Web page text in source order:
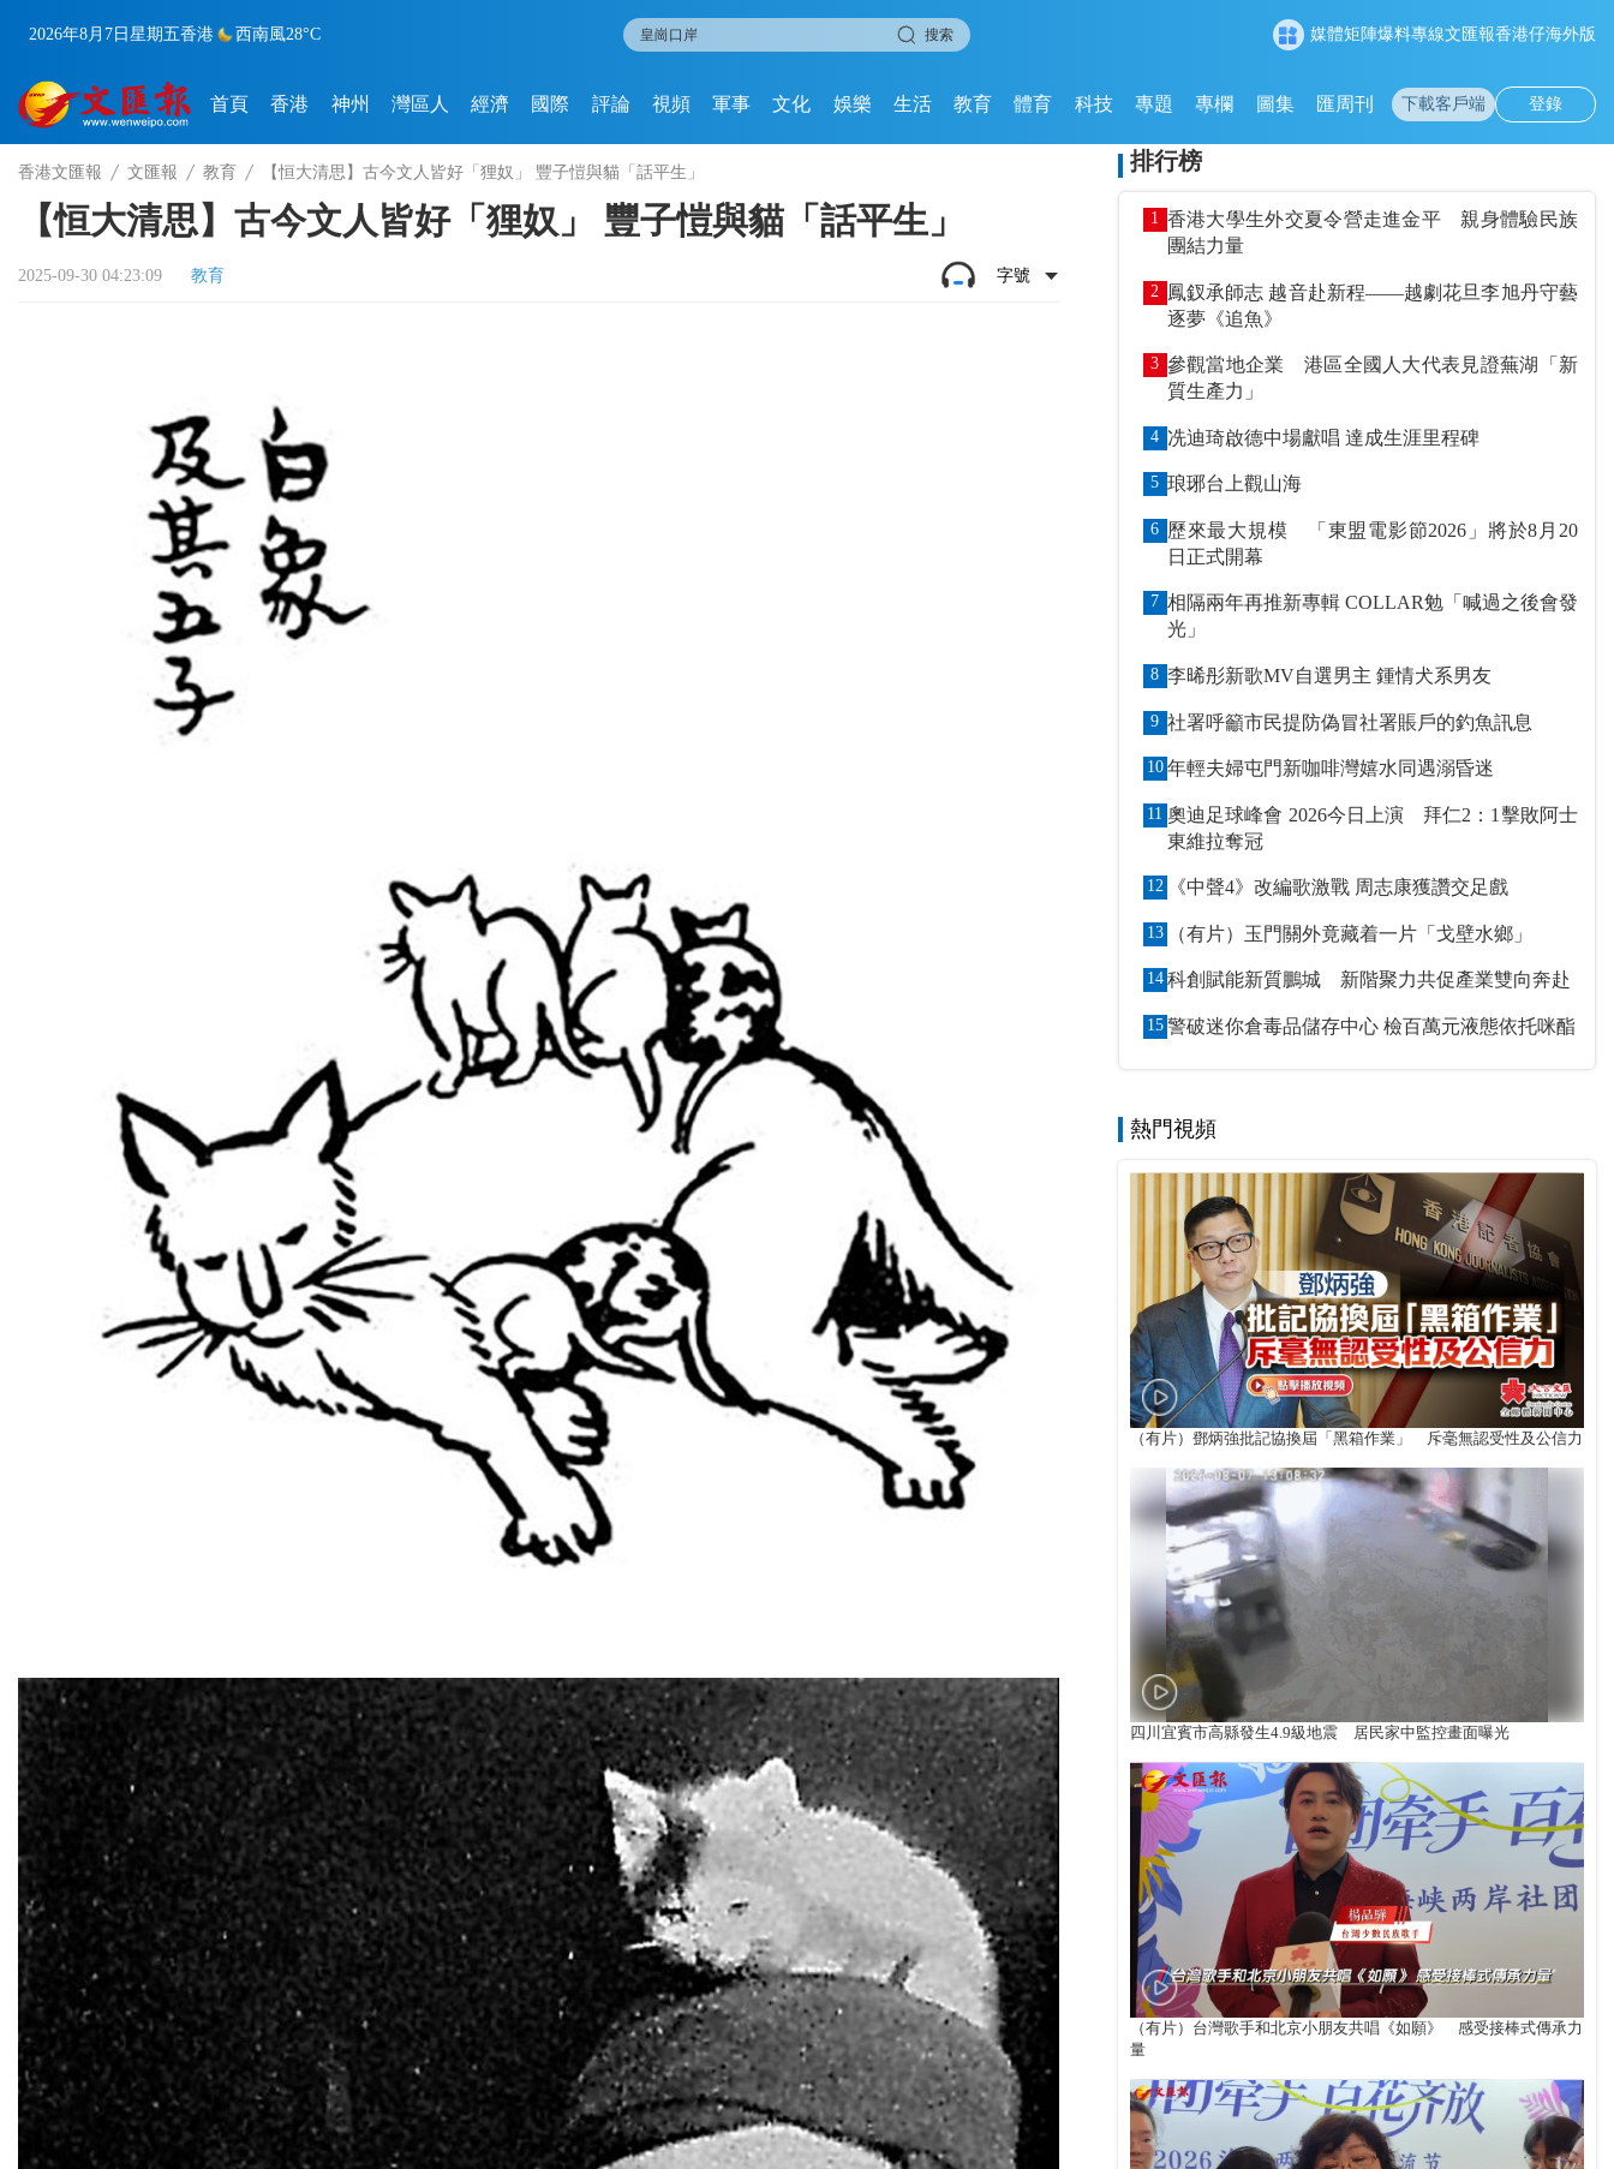
2026年8月7日 星期五香港 西南風28°C 搜索 媒體矩陣爆料專線文匯報香港仔海外版
首頁 香港 神州 灣區人 經濟 國際 評論 視頻 軍事 文化 娛樂 生活 教育 體育 科技 專題 專欄 圖集 匯周刊 下載客戶端 登錄
香港文匯報 文匯報 教育 【恒大清思】古今文人皆好「狸奴」 豐子愷與貓「話平生」
【恒大清思】古今文人皆好「狸奴」 豐子愷與貓「話平生」
2025-09-30 04:23:09 教育 字號
排行榜
1 香港大學生外交夏令營走進金平 親身體驗民族
團結力量
2 鳳釵承師志 越音赴新程——越劇花旦李旭丹守藝
逐夢《追魚》
3 參觀當地企業 港區全國人大代表見證蕪湖「新
質生產力」
4 冼迪琦啟德中場獻唱 達成生涯里程碑
5 琅琊台上觀山海
6 歷來最大規模 「東盟電影節2026」將於8月20
日正式開幕
7 相隔兩年再推新專輯 COLLAR勉「喊過之後會發
光」
8 李晞彤新歌MV自選男主 鍾情犬系男友
9 社署呼籲市民提防偽冒社署賬戶的釣魚訊息
10 年輕夫婦屯門新咖啡灣嬉水同遇溺昏迷
11 奧迪足球峰會 2026今日上演 拜仁2：1擊敗阿士
東維拉奪冠
12 《中聲4》改編歌激戰 周志康獲讚交足戲
13 （有片）玉門關外竟藏着一片「戈壁水鄉」
14 科創賦能新質鵬城 新階聚力共促產業雙向奔赴
15 警破迷你倉毒品儲存中心 檢百萬元液態依托咪酯
熱門視頻
（有片）鄧炳強批記協換屆「黑箱作業」 斥毫無認受性及公信力
四川宜賓市高縣發生4.9級地震 居民家中監控畫面曝光
（有片）台灣歌手和北京小朋友共唱《如願》 感受接棒式傳承力
量